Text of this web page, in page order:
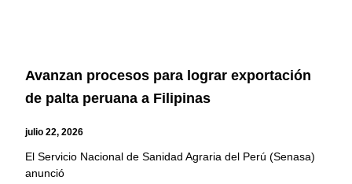
Avanzan procesos para lograr exportación
de palta peruana a Filipinas
julio 22, 2026
El Servicio Nacional de Sanidad Agraria del Perú (Senasa)
anunció